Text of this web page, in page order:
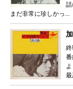
まだ非常に珍しかっ...